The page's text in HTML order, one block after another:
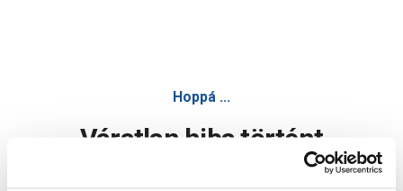
Hoppá ...
Váratlan hiba történt